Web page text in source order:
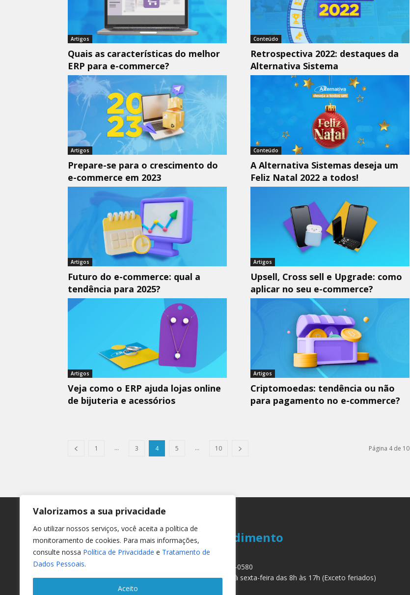
Valorizamos a sua privacidade
Ao utilizar nossos serviços, você aceita a política de
monitoramento de cookies. Para mais informações,
consulte nossa Política de Privacidade e Tratamento de
Dados Pessoais.
Aceito
Artigos
Quais as características do melhor
ERP para e-commerce?
Conteúdo
Retrospectiva 2022: destaques da
Alternativa Sistema
Artigos
Prepare-se para o crescimento do
e-commerce em 2023
Conteúdo
A Alternativa Sistemas deseja um
Feliz Natal 2022 a todos!
Artigos
Futuro do e-commerce: qual a
tendência para 2025?
Artigos
Upsell, Cross sell e Upgrade: como
aplicar no seu e-commerce?
Artigos
Veja como o ERP ajuda lojas online
de bijuteria e acessórios
Artigos
Criptomoedas: tendência ou não
para pagamento no e-commerce?
1 ... 3 4 5 ... 10 Página 4 de 10
Atendimento
(14) 3879-0580
Segunda à sexta-feira das 8h às 17h (Exceto feriados)